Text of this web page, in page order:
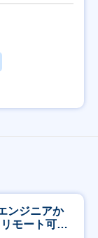
ンジニアか
モート可